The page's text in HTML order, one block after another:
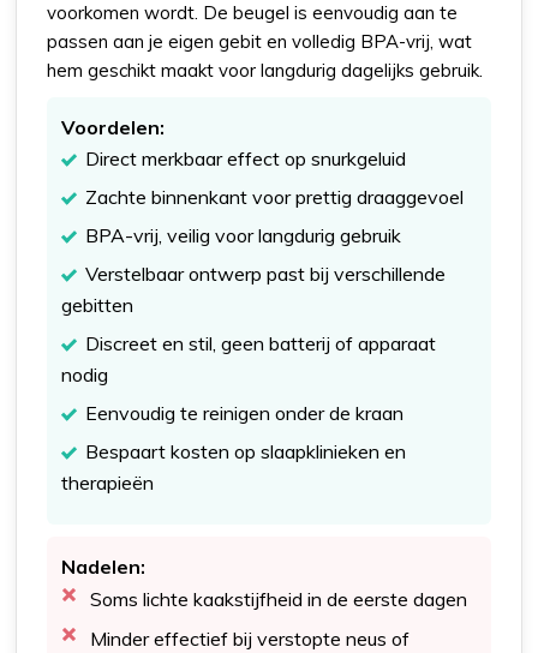
voorkomen wordt. De beugel is eenvoudig aan te
passen aan je eigen gebit en volledig BPA-vrij, wat
hem geschikt maakt voor langdurig dagelijks gebruik.
Voordelen:
Direct merkbaar effect op snurkgeluid
Zachte binnenkant voor prettig draaggevoel
BPA-vrij, veilig voor langdurig gebruik
Verstelbaar ontwerp past bij verschillende
gebitten
Discreet en stil, geen batterij of apparaat
nodig
Eenvoudig te reinigen onder de kraan
Bespaart kosten op slaapklinieken en
therapieën
Nadelen:
Soms lichte kaakstijfheid in de eerste dagen
Minder effectief bij verstopte neus of